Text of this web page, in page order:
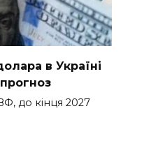
в Україні
до кінця 2027